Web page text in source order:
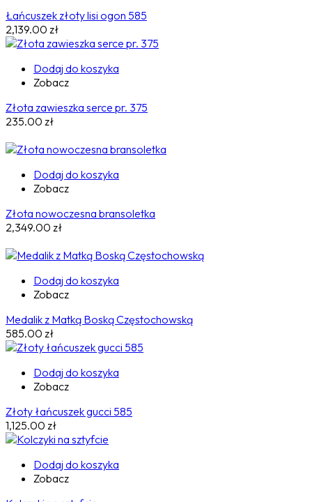
Łańcuszek złoty lisi ogon 585
2,139.00 zł
Dodaj do koszyka
Zobacz
Złota zawieszka serce pr. 375
235.00 zł
Dodaj do koszyka
Zobacz
Złota nowoczesna bransoletka
2,349.00 zł
Dodaj do koszyka
Zobacz
Medalik z Matką Boską Częstochowską
585.00 zł
Dodaj do koszyka
Zobacz
Złoty łańcuszek gucci 585
1,125.00 zł
Dodaj do koszyka
Zobacz